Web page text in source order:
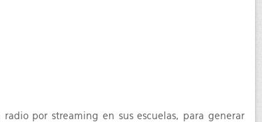
por streaming en sus escuelas, para generar